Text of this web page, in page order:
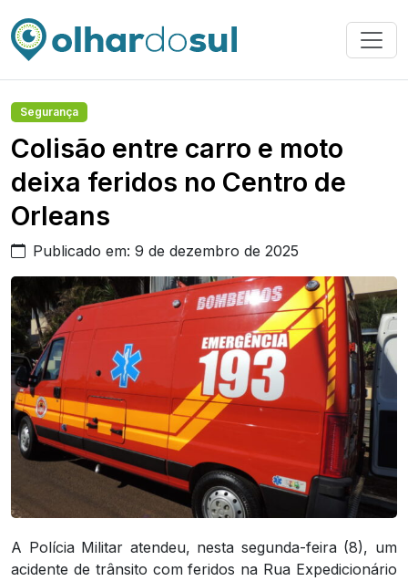
Segurança
Colisão entre carro e moto
deixa feridos no Centro de
Orleans
Publicado em: 9 de dezembro de 2025
A Polícia Militar atendeu, nesta segunda-feira (8), um
acidente de trânsito com feridos na Rua Expedicionário